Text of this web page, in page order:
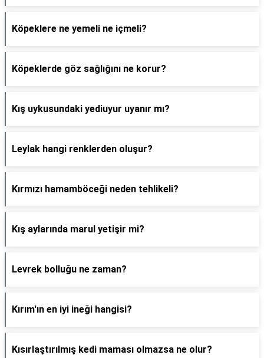
Köpeklere ne yemeli ne içmeli?
Köpeklerde göz sağlığını ne korur?
Kış uykusundaki yediuyur uyanır mı?
Leylak hangi renklerden oluşur?
Kırmızı hamamböceği neden tehlikeli?
Kış aylarında marul yetişir mi?
Levrek bolluğu ne zaman?
Kırım'ın en iyi ineği hangisi?
Kısırlaştırılmış kedi maması olmazsa ne olur?